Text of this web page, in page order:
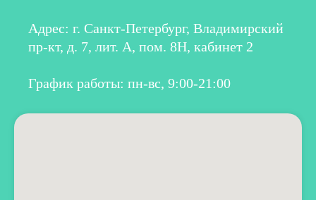
Адрес: г. Санкт-Петербург, Владимирский
пр-кт, д. 7, лит. А, пом. 8Н, кабинет 2
График работы: пн-вс, 9:00-21:00